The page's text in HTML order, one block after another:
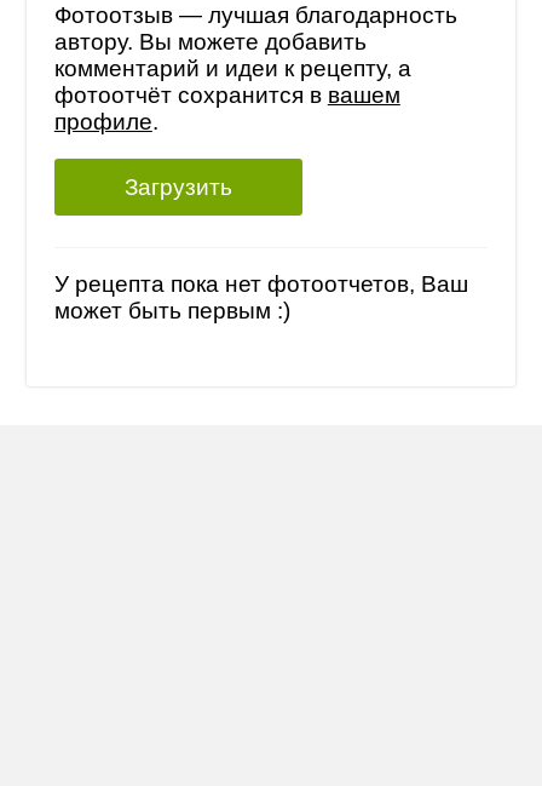
Фотоотзыв — лучшая благодарность
автору. Вы можете добавить
комментарий и идеи к рецепту, а
фотоотчёт сохранится в вашем
профиле.
Загрузить
У рецепта пока нет фотоотчетов, Ваш
может быть первым :)